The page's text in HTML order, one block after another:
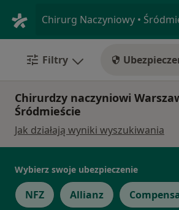
Filtry
Chirurdzy naczyniowi
Śródmieście
Jak działają wyniki wyszukiwania
Wybierz swoje ubezpieczenie
NFZ Allianz